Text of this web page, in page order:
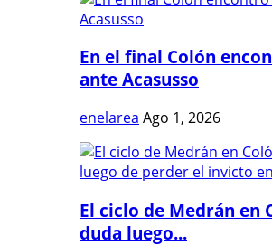
En el final Colón
ante Acasusso
enelarea Ago 1, 2026
El ciclo de Medrán en
duda luego...